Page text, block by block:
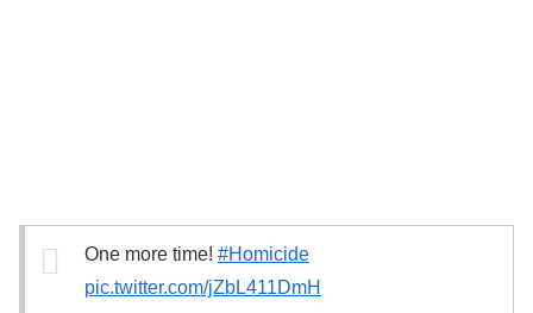
One more time! #Homicide
pic.twitter.com/jZbL411DmH